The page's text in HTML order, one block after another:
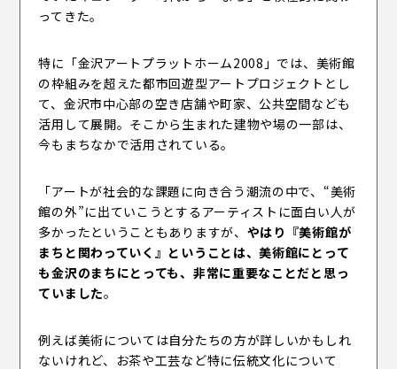
ってきた。
特に「金沢アートプラットホーム2008」では、美術館
の枠組みを超えた都市回遊型アートプロジェクトとし
て、金沢市中心部の空き店舗や町家、公共空間なども
活用して展開。そこから生まれた建物や場の一部は、
今もまちなかで活用されている。
「アートが社会的な課題に向き合う潮流の中で、“美術
館の外”に出ていこうとするアーティストに面白い人が
多かったということもありますが、 やはり『美術館が
まちと関わっていく』ということは、美術館にとって
も金沢のまちにとっても、非常に重要なことだと思っ
ていました。
例えば美術については自分たちの方が詳しいかもしれ
ないけれど、お茶や工芸など特に伝統文化について